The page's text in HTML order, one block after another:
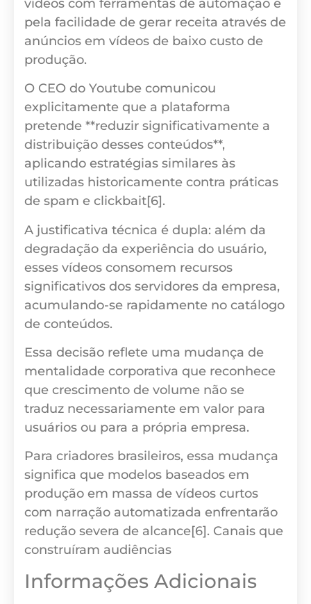
vídeos com ferramentas de automação e
pela facilidade de gerar receita através de
anúncios em vídeos de baixo custo de
produção.
O CEO do Youtube comunicou
explicitamente que a plataforma
pretende **reduzir significativamente a
distribuição desses conteúdos**,
aplicando estratégias similares às
utilizadas historicamente contra práticas
de spam e clickbait[6].
A justificativa técnica é dupla: além da
degradação da experiência do usuário,
esses vídeos consomem recursos
significativos dos servidores da empresa,
acumulando-se rapidamente no catálogo
de conteúdos.
Essa decisão reflete uma mudança de
mentalidade corporativa que reconhece
que crescimento de volume não se
traduz necessariamente em valor para
usuários ou para a própria empresa.
Para criadores brasileiros, essa mudança
significa que modelos baseados em
produção em massa de vídeos curtos
com narração automatizada enfrentarão
redução severa de alcance[6]. Canais que
construíram audiências
Informações Adicionais